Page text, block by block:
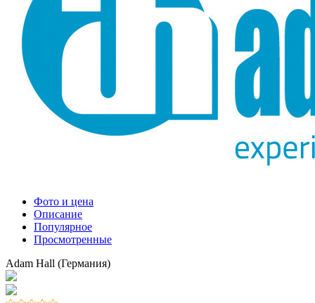
Фото и цена
Описание
Популярное
Просмотренные
Adam Hall (Германия)